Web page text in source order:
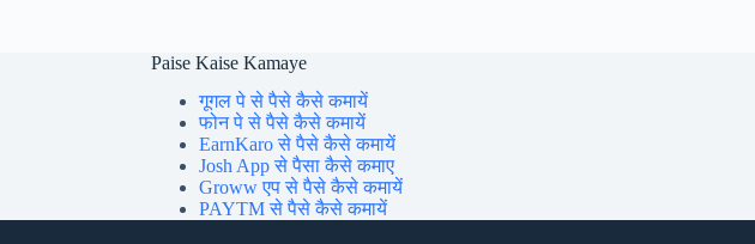
Paise Kaise Kamaye
गूगल पे से पैसे कैसे कमायें
फोन पे से पैसे कैसे कमायें
EarnKaro से पैसे कैसे कमायें
Josh App से पैसा कैसे कमाए
Groww एप से पैसे कैसे कमायें
PAYTM से पैसे कैसे कमायें